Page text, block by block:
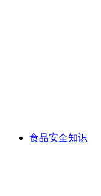
食品安全知识